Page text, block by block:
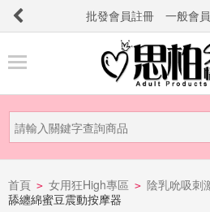
批發會員註冊 一般會
品
新
品
上
首頁 > 女用狂High專區 > 陰乳吮吸刺
舔纏綿蜜豆震動按摩器